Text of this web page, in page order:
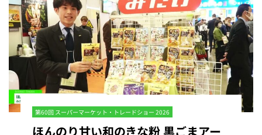
第60回 スーパーマーケット・トレードショー 2026
ほんのり甘い和のきな粉 黒ごまアー